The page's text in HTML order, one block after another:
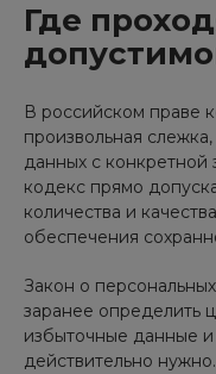
Где
В российском праве
произвольная
данных с конкретной
кодекс прямо
количества и
обеспечения
Закон о
заранее определить
избыточные данные и
действительно